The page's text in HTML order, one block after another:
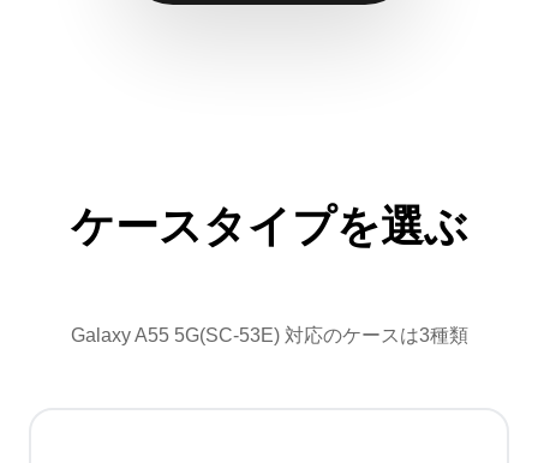
ケースタイプを選ぶ
Galaxy A55 5G(SC-53E) 対応のケースは3種類